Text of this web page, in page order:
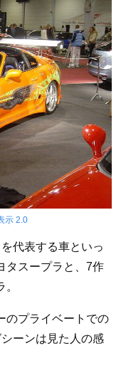
示 2.0
代表する車といっ
タスープラと、7作
のプライベートでの
ーンは見た人の感